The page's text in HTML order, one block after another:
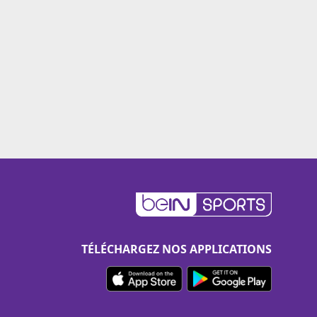
TÉLÉCHARGEZ NOS APPLICATIONS